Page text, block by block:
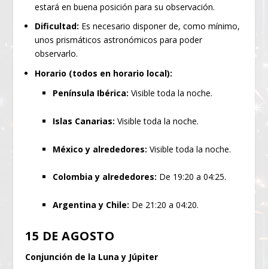
estará en buena posición para su observación.
Dificultad: Es necesario disponer de, como mínimo,
unos prismáticos astronómicos para poder
observarlo.
Horario (todos en horario local):
Península Ibérica: Visible toda la noche.
Islas Canarias: Visible toda la noche.
México y alrededores: Visible toda la noche.
Colombia y alrededores: De 19:20 a 04:25.
Argentina y Chile: De 21:20 a 04:20.
15 DE AGOSTO
Conjunción de la Luna y Júpiter